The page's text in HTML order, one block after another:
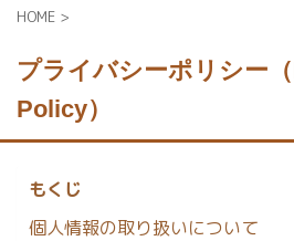
HOME >
プライバシーポリシー
Policy）
もくじ
個人情報の取り扱いについて